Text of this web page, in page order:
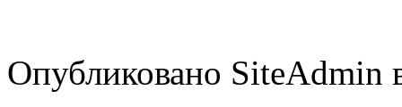
Опубликовано SiteAdmin